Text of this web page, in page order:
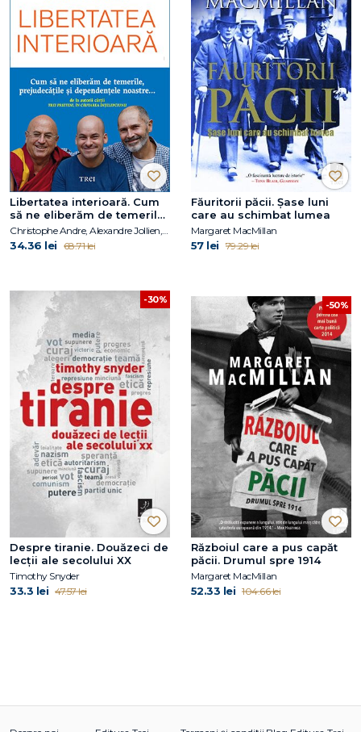
Libertatea interioară. Cum
să ne eliberăm de temerile,
prejudecățile, și
dependențele noastre
34.36 lei 68.71 lei
Făuritorii păcii. Șase luni
care au schimbat lumea
Margaret MacMillan
57 lei 79.29 lei
-30%
Despre tiranie. Douăzeci de
lecții ale secolului XX
Timothy Snyder
33.3 lei 47.57 lei
-50%
Războiul care a pus capăt
păcii. Drumul spre 1914
Margaret MacMillan
52.33 lei 104.66 lei